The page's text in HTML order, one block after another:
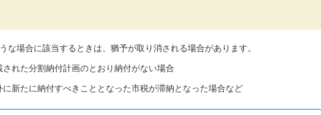
な場合に該当するときは、猶予が取り消される場合があります。
された分割納付計画のとおり納付がない場合
新たに納付すべきこととなった市税が滞納となった場合など